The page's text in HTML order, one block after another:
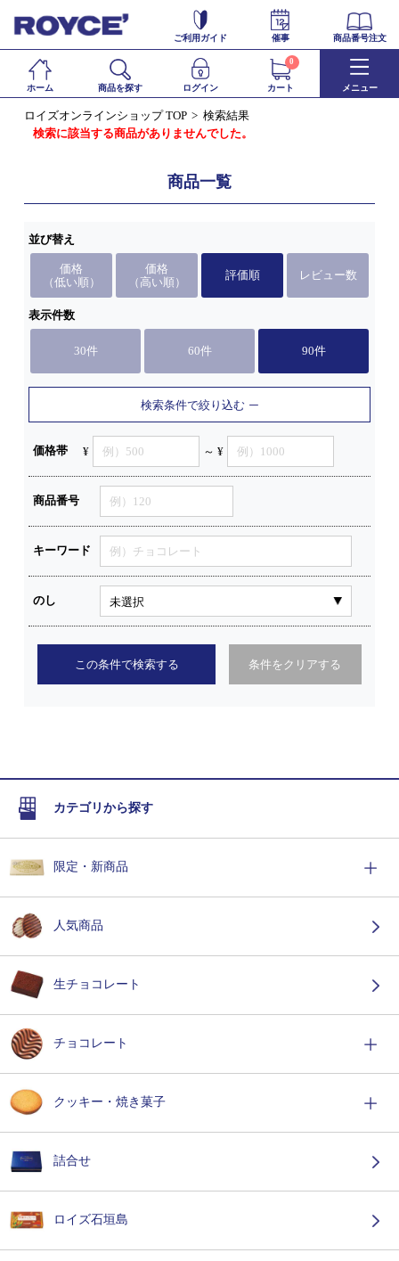
ご利用ガイド 催事 商品番号注文
ホーム 商品を探す ログイン カート
0
メニュー
ロイズオンラインショップ TOP
検索結果
検索に該当する商品がありませんでした。
商品一覧
並び替え
価格
（低い順）
価格
（高い順）
評価順 レビュー数
表示件数
30件 60件 90件
検索条件で絞り込む
価格帯 ¥ ～ ¥
商品番号
キーワード
のし
この条件で検索する 条件をクリアする
カテゴリから探す
限定・新商品
人気商品
生チョコレート
チョコレート
クッキー・焼き菓子
詰合せ
ロイズ石垣島